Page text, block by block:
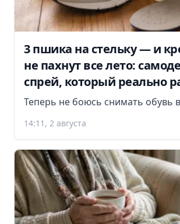
3 пшика на стельку — и
не пахнут все лето:
спрей, который реально
Теперь не боюсь снимать обувь в
14:11, 2 августа